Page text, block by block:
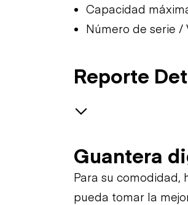
Capacidad
Número de serie /
Reporte
Guantera
Para su
pueda tomar la